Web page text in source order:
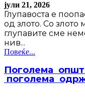
јули 21, 2026
Глупавоста е
од злото. Со
глупавите сме
нив...
Повеќе...
Поголема
поголема